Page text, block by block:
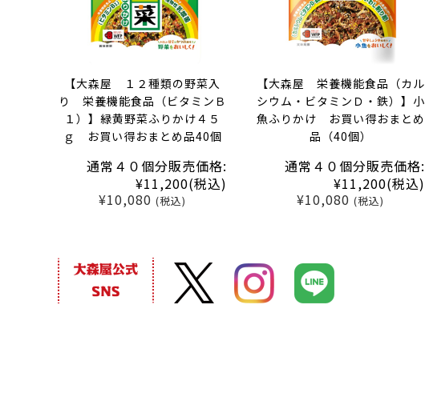
【大森屋 １２種類の野菜入
り 栄養機能食品（ビタミンＢ
１）】緑黄野菜ふりかけ４５
ｇ お買い得おまとめ品40個
通常４０個分販売価格:
¥11,200(税込)
¥10,080 (税込)
【大森屋 栄養機能食品（カル
シウム・ビタミンＤ・鉄）】小
魚ふりかけ お買い得おまとめ
品（40個）
通常４０個分販売価格:
¥11,200(税込)
¥10,080 (税込)